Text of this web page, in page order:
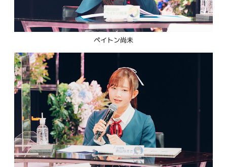
ペイトン尚未